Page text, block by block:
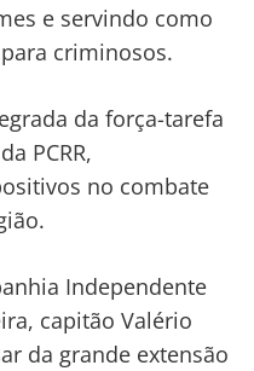
e servindo como
criminosos.
da força-tarefa
PCRR,
no combate
Independente
capitão Valério
da grande extensão